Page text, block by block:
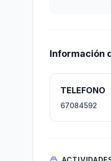
Información
TELEFONO
67084592